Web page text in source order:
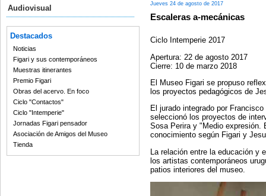
Audiovisual
Destacados
Noticias
Figari y sus contemporáneos
Muestras itinerantes
Premio Figari
Obras del acervo. En foco
Ciclo "Contactos"
Ciclo "Intemperie"
Jornadas Figari pensador
Asociación de Amigos del Museo
Tienda
Jueves 24 de agosto de 2017
Escaleras a-mecánicas
Ciclo Intemperie 2017
Apertura: 22 de agosto 2017
Cierre: 10 de marzo 2018
El Museo Figari se propuso
los proyectos pedagógicos de
El jurado integrado por
seleccionó los proyectos de
Sosa Perira y "Medio
conocimiento según Figari y
La relación entre la educación y
los artistas contemporáneos
patios interiores del museo.